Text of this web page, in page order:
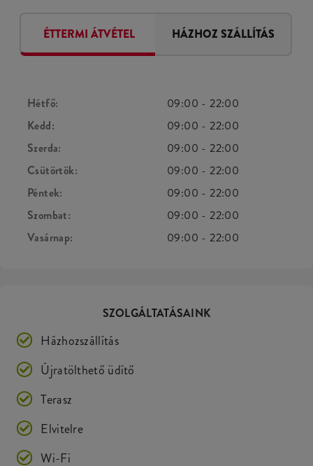
ÉTTERMI ÁTVÉTEL HÁZHOZ SZÁLLÍTÁS
Hétfő: 09:00 -22:00
Kedd:
09:00 -22:00
Szerda:
09:00 -22:00
Csütörtök:
09:00 -22:00
Péntek:
09:00 -22:00
Szombat:
09:00 -22:00
Vasárnap:
09:00 -22:00
SZOLGÁLTATÁSAINK
Házhozszállítás
Újratölthető üdítő
Terasz
Elvitelre
Wi-Fi